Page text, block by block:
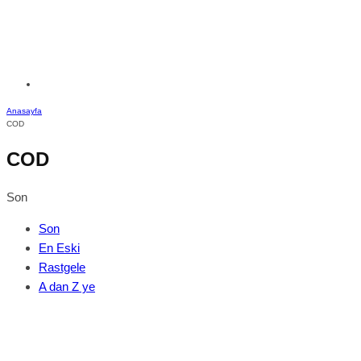
Anasayfa
COD
COD
Son
Son
En Eski
Rastgele
A dan Z ye